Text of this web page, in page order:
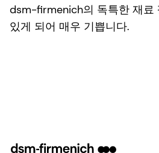
dsm-firmenich의 독특한 재료
있게 되어 매우 기쁩니다.